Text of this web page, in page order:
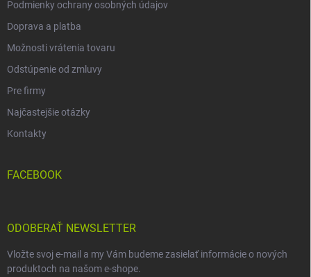
Podmienky ochrany osobných údajov
Doprava a platba
Možnosti vrátenia tovaru
Odstúpenie od zmluvy
Pre firmy
Najčastejšie otázky
Kontakty
FACEBOOK
ODOBERAŤ NEWSLETTER
Vložte svoj e-mail a my Vám budeme zasielať informácie o nových
produktoch na našom e-shope.